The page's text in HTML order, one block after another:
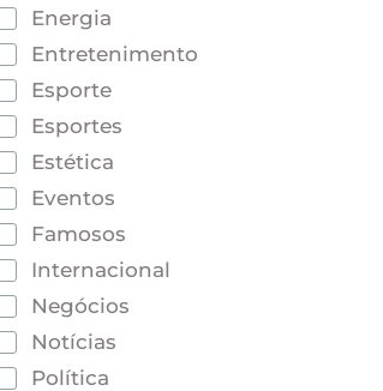
Energia
Entretenimento
Esporte
Esportes
Estética
Eventos
Famosos
Internacional
Negócios
Notícias
Política